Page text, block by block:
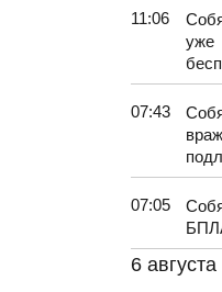
11:06
07:43
07:05
6 августа